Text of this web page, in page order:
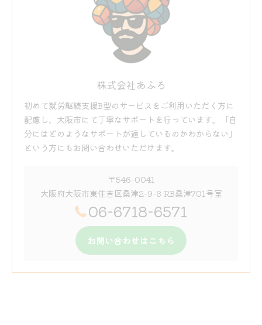
株式会社あふろ
初めて就労継続支援B型のサービスをご利用いただく方に
配慮し、大阪市にて丁寧なサポートを行っています。「自
分にはどのようなサポートが適しているのかわからない」
という方にもお問い合わせいただけます。
〒546-0041
大阪府大阪市東住吉区桑津2-9-3 RB桑津701号室
06-6718-6571
お問い合わせはこちら